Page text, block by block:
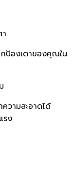
ป้องเตาของคุณใน
วามสะอาดได้
รง